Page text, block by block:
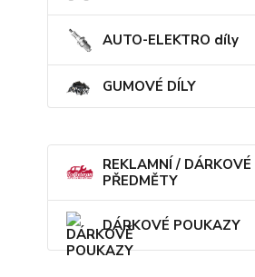
AUTO-ELEKTRO díly
GUMOVÉ DÍLY
REKLAMNÍ / DÁRKOVÉ
PŘEDMĚTY
DÁRKOVÉ POUKAZY